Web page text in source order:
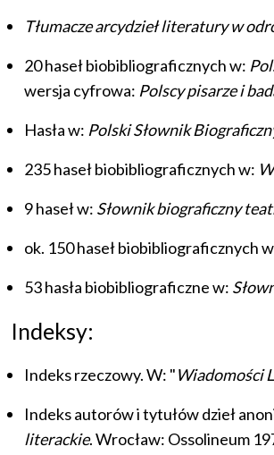
Tłumacze arcydzieł literatury w
20 haseł biobibliograficznych w:
wersja cyfrowa: Polscy pisarze i
Hasła w: Polski Słownik
235 haseł biobibliograficznych w:
9 haseł w: Słownik biograficzny
ok. 150 haseł biobibliograficznych
53 hasła biobibliograficzne w:
Indeksy:
Indeks rzeczowy. W: "Wiadomości
Indeks autorów i tytułów dzieł
literackie. Wrocław: Ossolineum